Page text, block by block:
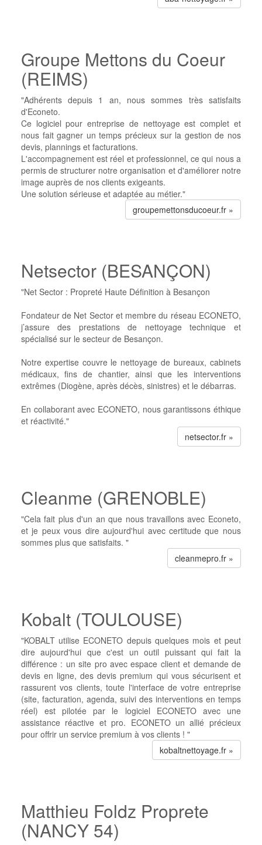
Groupe Mettons du Coeur
(REIMS)
"Adhérents depuis 1 an, nous sommes très satisfaits
d'Econeto.
Ce logiciel pour entreprise de nettoyage est complet et
nous fait gagner un temps précieux sur la gestion de nos
devis, plannings et facturations.
L'accompagnement est réel et professionnel, ce qui nous a
permis de structurer notre organisation et d'améliorer notre
image auprès de nos clients exigeants.
Une solution sérieuse et adaptée au métier."
groupemettonsducoeur.fr »
Netsector (BESANÇON)
"Net Sector : Propreté Haute Définition à Besançon
Fondateur de Net Sector et membre du réseau ECONETO,
j’assure des prestations de nettoyage technique et
spécialisé sur le secteur de Besançon.
Notre expertise couvre le nettoyage de bureaux, cabinets
médicaux, fins de chantier, ainsi que les interventions
extrêmes (Diogène, après décès, sinistres) et le débarras.
En collaborant avec ECONETO, nous garantissons éthique
et réactivité."
netsector.fr »
Cleanme (GRENOBLE)
"Cela fait plus d'un an que nous travaillons avec Econeto,
et je peux vous dire aujourd'hui avec certitude que nous
sommes plus que satisfaits. "
cleanmepro.fr »
Kobalt (TOULOUSE)
"KOBALT utilise ECONETO depuis quelques mois et peut
dire aujourd'hui que c'est un outil puissant qui fait la
différence : un site pro avec espace client et demande de
devis en ligne, des devis premium qui vous sécurisent et
rassurent vos clients, toute l'interface de votre entreprise
(site, facturation, agenda, suivi des interventions en temps
réel) est pilotée par le logiciel ECONETO avec une
assistance réactive et pro. ECONETO un allié précieux
pour offrir un service premium à vos clients ! "
kobaltnettoyage.fr »
Matthieu Foldz Proprete
(NANCY 54)